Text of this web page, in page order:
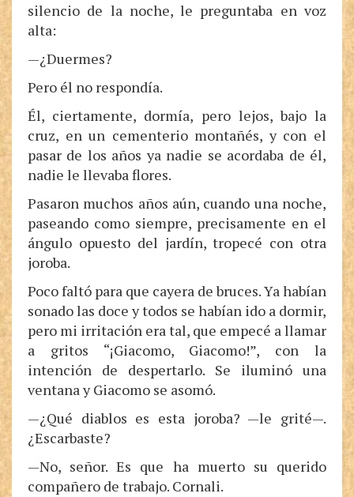
silencio de la noche, le preguntaba en voz
alta:
—¿Duermes?
Pero él no respondía.
Él, ciertamente, dormía, pero lejos, bajo la
cruz, en un cementerio montañés, y con el
pasar de los años ya nadie se acordaba de él,
nadie le llevaba flores.
Pasaron muchos años aún, cuando una noche,
paseando como siempre, precisamente en el
ángulo opuesto del jardín, tropecé con otra
joroba.
Poco faltó para que cayera de bruces. Ya habían
sonado las doce y todos se habían ido a dormir,
pero mi irritación era tal, que empecé a llamar
a gritos “¡Giacomo, Giacomo!”, con la
intención de despertarlo. Se iluminó una
ventana y Giacomo se asomó.
—¿Qué diablos es esta joroba? —le grité—.
¿Escarbaste?
—No, señor. Es que ha muerto su querido
compañero de trabajo. Cornali.